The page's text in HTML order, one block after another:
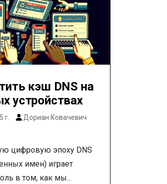
кэш DNS на
устройствах
г.
Дориан Ковачевич
цифровую эпоху DNS
имен) играет
в том, как мы...